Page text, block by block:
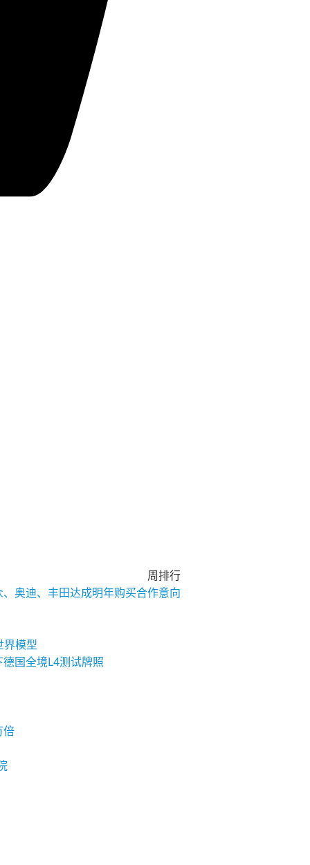
周排行
奥迪、丰田达成明年购买合作意向
界模型
国全境L4测试牌照
倍